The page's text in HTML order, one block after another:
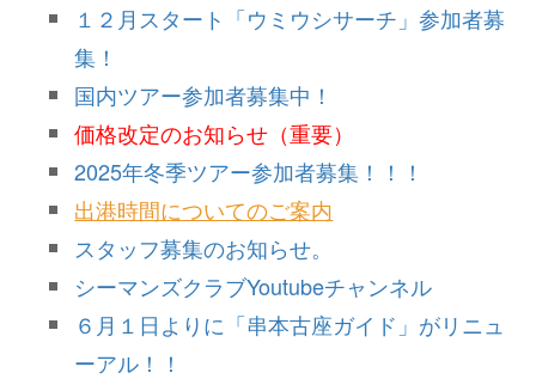
１２月スタート「ウミウシサーチ」参加者募
集！
国内ツアー参加者募集中！
価格改定のお知らせ（重要）
2025年冬季ツアー参加者募集！！！
出港時間についてのご案内
スタッフ募集のお知らせ。
シーマンズクラブYoutubeチャンネル
６月１日よりに「串本古座ガイド」がリニュ
ーアル！！